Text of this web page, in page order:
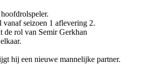
vanaf seizoen 1 aflevering 2.
de rol van Semir Gerkhan
hij een nieuwe mannelijke partner.